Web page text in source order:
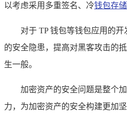
以考虑采用多重签名、冷钱包存储
对于 TP 钱包等钱包应用的
的安全隐患，提高对黑客攻击的
生一般。
加密资产的安全问题是整个
力，为加密资产的安全构建更加